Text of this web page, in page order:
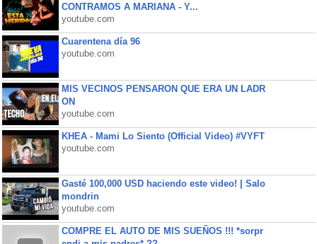
CONTRAMOS A MARIANA - Y...
youtube.com
Cuarentena día 96
youtube.com
MIS VECINOS PENSARON QUE ERA UN LADR
ON
youtube.com
KHEA - Mami Lo Siento (Official Video) #VYFT
youtube.com
Gasté 100,000 USD haciendo este video! | Salo
mondrin
youtube.com
COMPRE EL AUTO DE MIS SUEÑOS !!! *sorpr